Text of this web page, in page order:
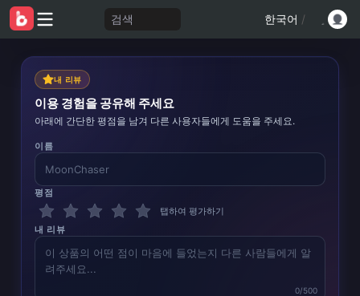
검색 한국어 /
내 리뷰
이용 경험을 공유해 주세요
아래에 간단한 평점을 남겨 다른 사용자들에게 도움을 주세요.
이름
평점
탭하여 평가하기
내 리뷰
0/500